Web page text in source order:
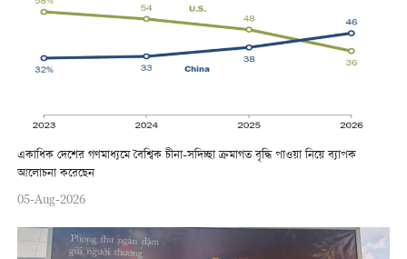
একাধিক দেশের গণমাধ্যমে বৈশ্বিক চীনা-সদিচ্ছা ক্রমাগত বৃদ্ধি পাওয়া নিয়ে ব্যাপক
আলোচনা করেছেন
05-Aug-2026